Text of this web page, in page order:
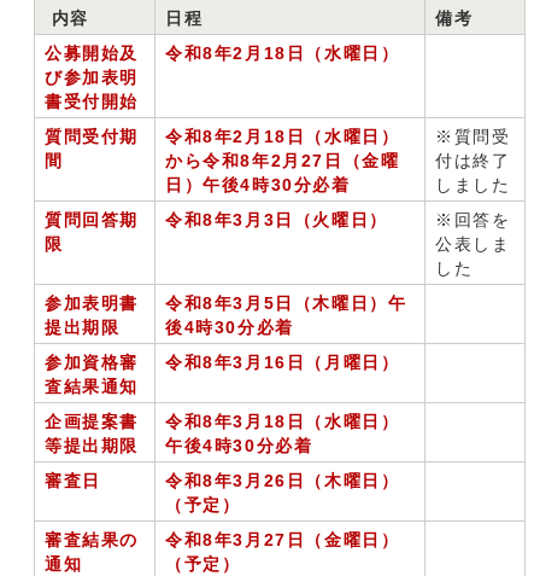
内容 日程
備考
公募開始及
び参加表明
書受付開始
令和8年2月18日（水曜日）
質問受付期
間
令和8年2月18日（水曜日）
から令和8年2月27日（金曜
日）午後4時30分必着
※質問受
付は終了
しました
質問回答期
限
令和8年3月3日（火曜日）
※回答を
公表しま
した
参加表明書
提出期限
令和8年3月5日（木曜日） 午
後4時30分 必着
参加資格審
査結果通知
令和8年3月16日（月曜日）
企画提案書
等提出期限
令和8年3月18日（水曜日）
午後4時30分必着
審査日
令和8年3月26日（木曜日）
（予定）
審査結果の
通知
令和8年3月27日（金曜日）
（予定）